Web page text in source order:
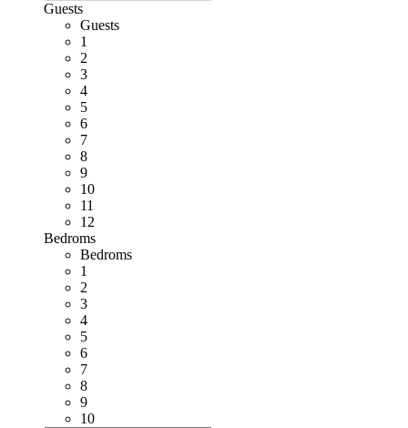
Guests
Guests
1
2
3
4
5
6
7
8
9
10
11
12
Bedroms
Bedroms
1
2
3
4
5
6
7
8
9
10